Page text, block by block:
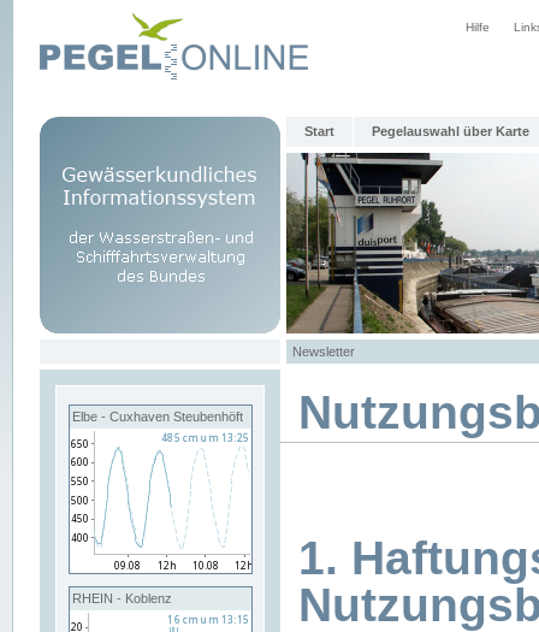
Hilfe
Start Pegelauswahl über Karte
Newsletter
Elbe - Cuxhaven Steubenhöft
RHEIN - Koblenz
1.